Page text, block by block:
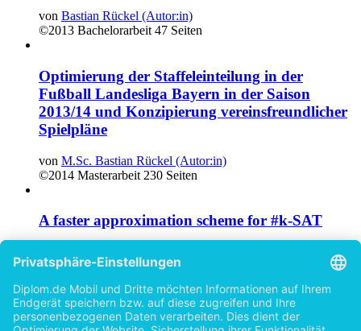
von Bastian Rückel (Autor:in)
©2013 Bachelorarbeit 47 Seiten
Optimierung der Staffeleinteilung in der
Fußball Landesliga Bayern in der Saison
2013/14 und Konzipierung vereinsfreundlicher
Spielpläne
von M.Sc. Bastian Rückel (Autor:in)
©2014 Masterarbeit 230 Seiten
A faster approximation scheme for #k-SAT
vonM.Sc. Bastian Rückel (Autor:in)
Mehrgüterflüsse